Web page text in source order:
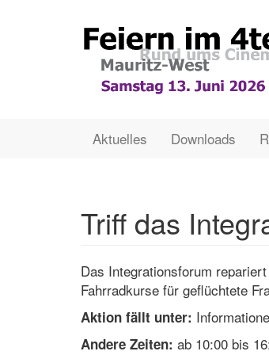
Main
Aktuelles Downloads
User
Triff das
Das Integrationsforum
Fahrradkurse für geflüchtete
Aktion fällt unter:
Andere Zeiten: ab 10:00 bis